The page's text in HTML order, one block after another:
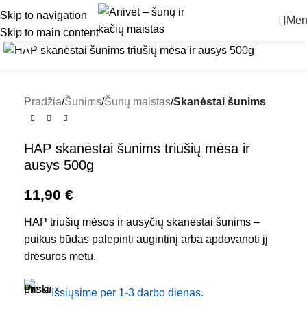
Skip to navigation
Skip to main content
Padidinti
Pradžia Šunims Šunų maistas Skanėstai šunims
HAP skanėstai šunims triušių mėsa ir
ausys 500g
11,90 €
HAP triušių mėsos ir ausyčių skanėstai šunims –
puikus būdas palepinti augintinį arba apdovanoti jį
dresūros metu.
Išsiųsime per 1-3 darbo dienas.